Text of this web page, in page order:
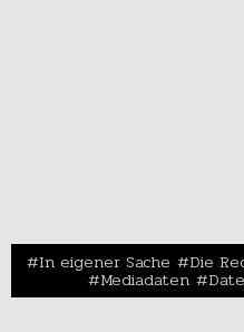
In eigener Sache Die
Mediadaten